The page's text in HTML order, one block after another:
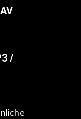
/